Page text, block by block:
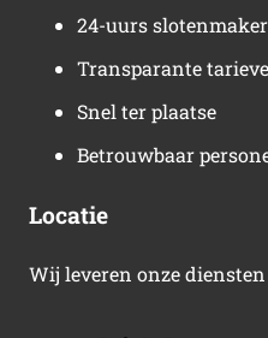
24-uurs slotenmaker
Transparante
Snel ter plaatse
Betrouwbaar
Locatie
Wij leveren onze